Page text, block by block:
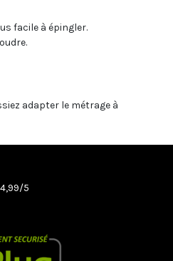
facile à épingler.
adapter le métrage à
5